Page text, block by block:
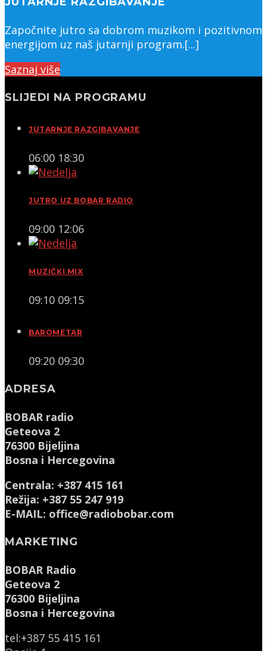
Započnite jutro sa dobrom muzikom i pozitivnom
energijom uz naš jutarnji program.[...]
Saznaj više
SLIJEDI NA PROGRAMU
JUTARNJE RAZGIBAVANJE
06:00 18:30
JUTRO UZ BOBAR RADIO
09:00 12:06
MUZIČKI MIX
09:10 09:15
BAROMETAR
09:20 09:30
ADRESA
BOBAR radio
Geteova 2
76300 Bijeljina
Bosna i Hercegovina
Centrala: +387 415 161
Režija: +387 55 247 919
E-MAIL: office@radiobobar.com
MARKETING
BOBAR Radio
Geteova 2
76300 Bijeljina
Bosna i Hercegovina
tel:+387 55 415 161